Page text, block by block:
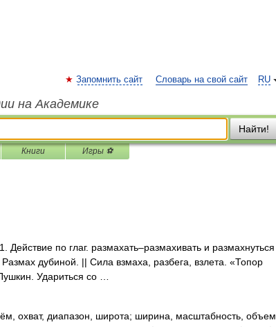
RU
Запомнить сайт Словарь на свой сайт
на Академике
Найти!
Книги Игры ⚽
по глаг. размахать–размахивать и размахнуться
дубиной. || Сила взмаха, разбега, взлета. «Топор
Удариться со …
охват, диапазон, широта; ширина, масштабность, объем,